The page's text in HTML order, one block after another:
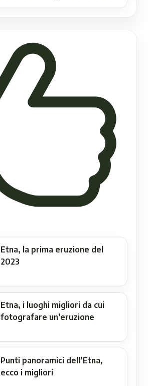
Etna, la prima eruzione del
2023
Etna, i luoghi migliori da cui
fotografare un’eruzione
Punti panoramici dell’Etna,
ecco i migliori